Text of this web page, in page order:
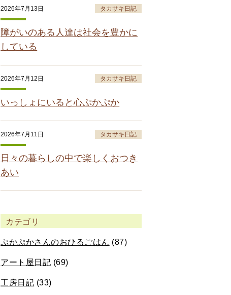
2026年7月13日 タカサキ日記
障がいのある人達は社会を豊かに
している
2026年7月12日 タカサキ日記
いっしょにいると心ぷかぷか
2026年7月11日 タカサキ日記
日々の暮らしの中で楽しくおつき
あい
カテゴリ
ぷかぷかさんのおひるごはん (87)
アート屋日記 (69)
工房日記 (33)